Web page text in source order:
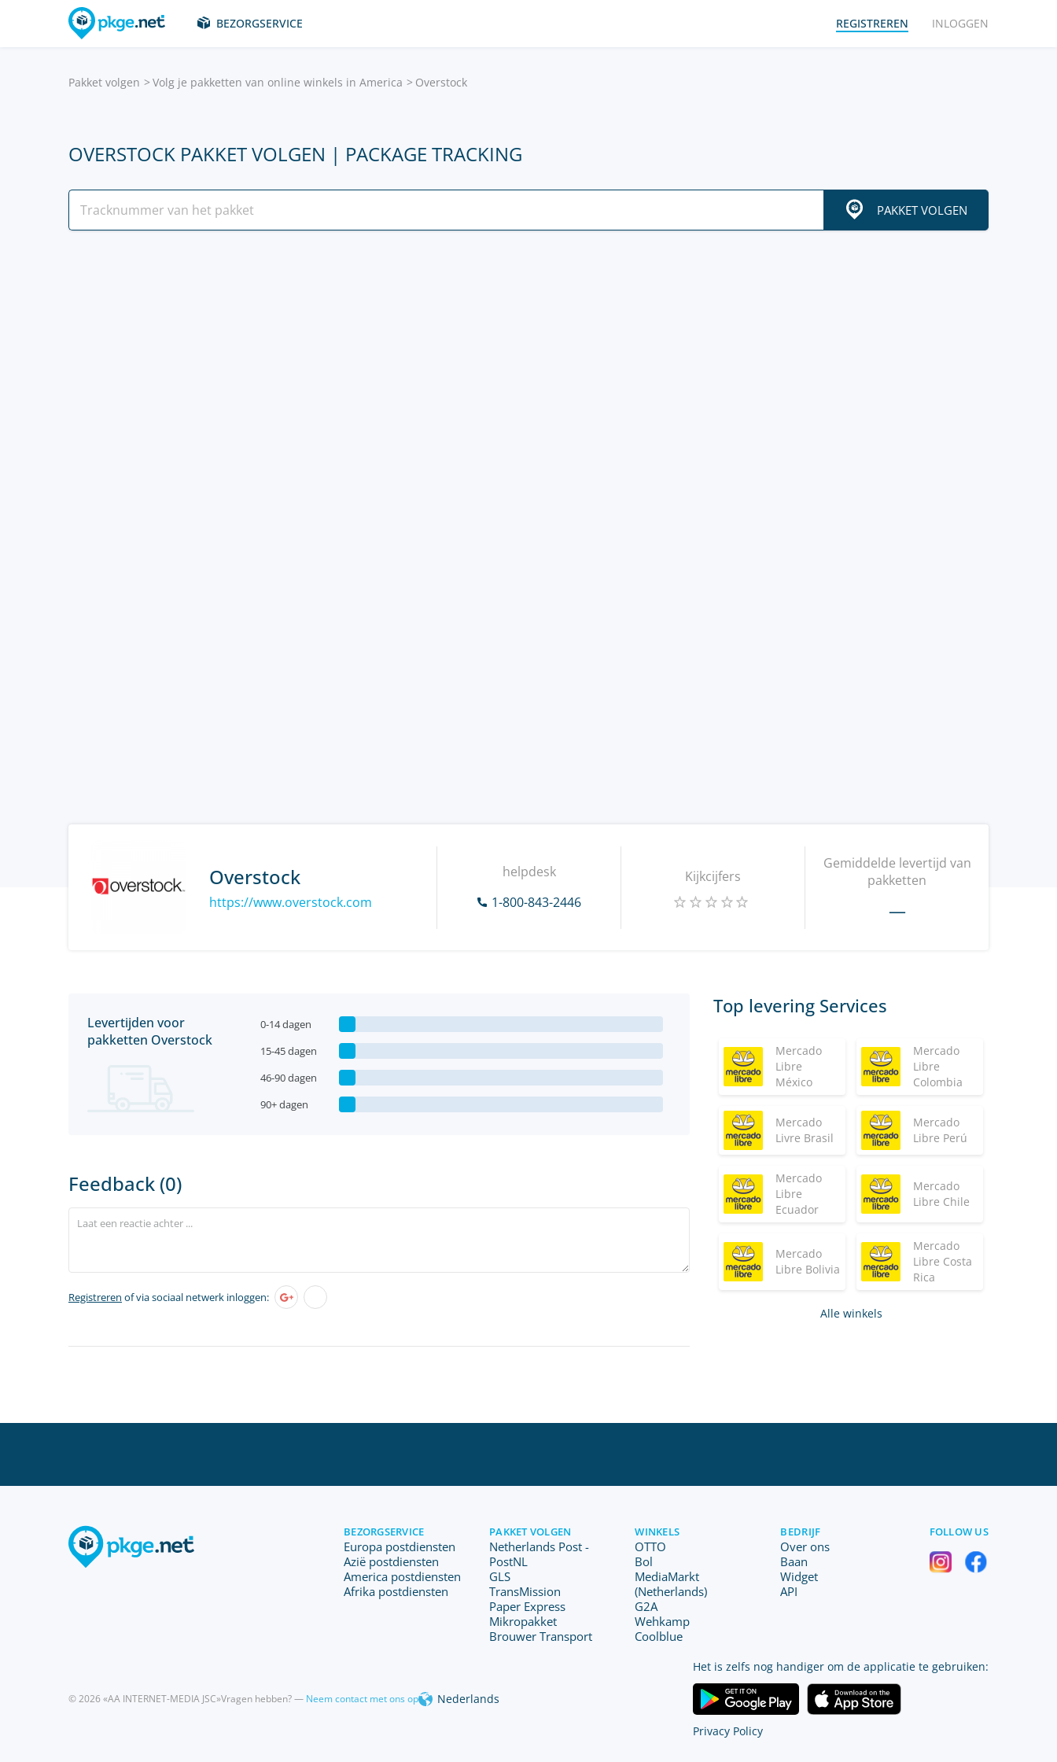
BEZORGSERVICE REGISTREREN INLOGGEN
Pakket volgen Volg je pakketten van online winkels in America Overstock
OVERSTOCK PAKKET VOLGEN | PACKAGE TRACKING
PAKKET VOLGEN
Overstock
https://www.overstock.com
helpdesk
1-800-843-2446
Kijkcijfers
Gemiddelde levertijd van
pakketten
—
Levertijden voor
pakketten Overstock
0-14 dagen
15-45 dagen
46-90 dagen
90+ dagen
Feedback (0)
Registreren of via sociaal netwerk inloggen:
Top levering Services
Mercado
Libre
México
Mercado
Libre
Colombia
Mercado
Livre Brasil
Mercado
Libre Perú
Mercado
Libre
Ecuador
Mercado
Libre Chile
Mercado
Libre Bolivia
Mercado
Libre Costa
Rica
Alle winkels
BEZORGSERVICE
Europa postdiensten
Azië postdiensten
America postdiensten
Afrika postdiensten
PAKKET VOLGEN
Netherlands Post -
PostNL
GLS
TransMission
Paper Express
Mikropakket
Brouwer Transport
WINKELS
OTTO
Bol
MediaMarkt
(Netherlands)
G2A
Wehkamp
Coolblue
BEDRIJF
Over ons
Baan
Widget
API
FOLLOW US
© 2026 «AA INTERNET-MEDIA JSC»Vragen hebben? — Neem contact met ons op Nederlands
Het is zelfs nog handiger om de applicatie te gebruiken:
Privacy Policy